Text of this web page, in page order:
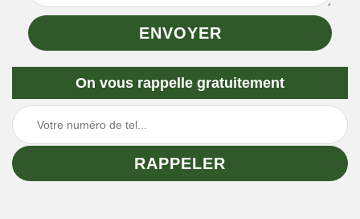
On vous rappelle gratuitement